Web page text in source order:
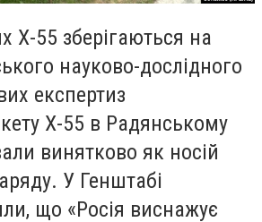
Х-55 зберігаються на
науково-дослідного
експертиз
Х-55 в Радянському
винятково як носій
У Генштабі
що «Росія виснажує